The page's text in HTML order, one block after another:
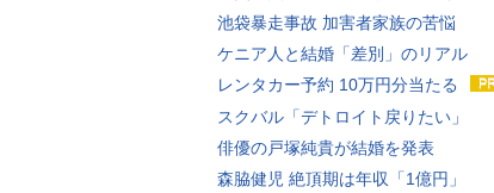
池袋暴走事故 加害者家族の苦悩
ケニア人と結婚「差別」のリアル
レンタカー予約 10万円分当たる
スクバル「デトロイト戻りたい」
俳優の戸塚純貴が結婚を発表
森脇健児 絶頂期は年収「1億円」